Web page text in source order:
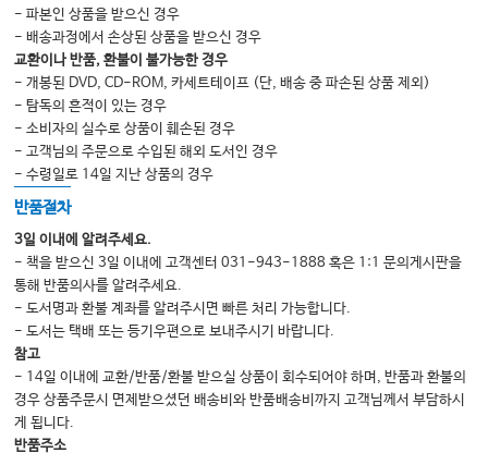
- 파본인 상품을 받으신 경우
- 배송과정에서 손상된 상품을 받으신 경우
교환이나 반품, 환불이 불가능한 경우
- 개봉된 DVD, CD-ROM, 카세트테이프 (단, 배송 중 파손된 상품 제외)
- 탐독의 흔적이 있는 경우
- 소비자의 실수로 상품이 훼손된 경우
- 고객님의 주문으로 수입된 해외 도서인 경우
- 수령일로 14일 지난 상품의 경우
반품절차
3일 이내에 알려주세요.
- 책을 받으신 3일 이내에 고객센터 031-943-1888 혹은 1:1 문의게시판을
통해 반품의사를 알려주세요.
- 도서명과 환불 계좌를 알려주시면 빠른 처리 가능합니다.
- 도서는 택배 또는 등기우편으로 보내주시기 바랍니다.
참고
- 14일 이내에 교환/반품/환불 받으실 상품이 회수되어야 하며, 반품과 환불의
경우 상품주문시 면제받으셨던 배송비와 반품배송비까지 고객님께서 부담하시
게 됩니다.
반품주소